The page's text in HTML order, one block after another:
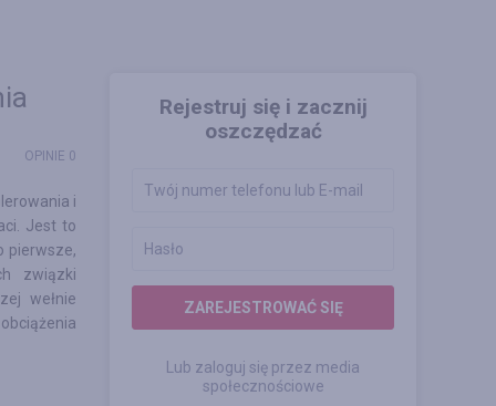
Rejestruj się i zacznij
oszczędzać
ZAREJESTROWAĆ SIĘ
Lub zaloguj się przez media
społecznościowe
OPINIE 0
i
Jest to
pierwsze,
związki
wełnie